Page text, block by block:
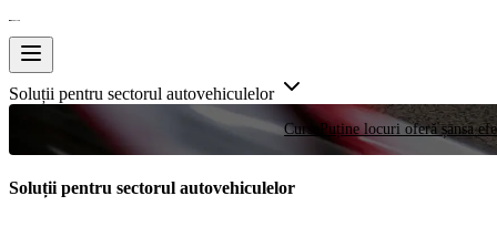
Soluții pentru sectorul autovehiculelor
Curse Puține locuri oferă șansa
Soluții pentru sectorul autovehiculelor